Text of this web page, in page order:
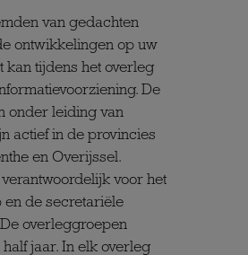
van gedachten
ontwikkelingen op uw
kan tijdens het overleg
De
onder leiding van
actief in de provincies
en Overijssel.
voor het
en de secretariële
overleggroepen
jaar. In elk overleg